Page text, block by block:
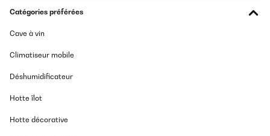
Catégories préférées
Cave à vin
Climatiseur mobile
Déshumidificateur
Hotte îlot
Hotte décorative